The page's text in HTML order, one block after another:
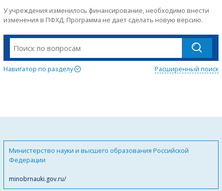
У учреждения изменилось финансирование, необходимо внести
изменения в ПФХД. Программа не дает сделать новую версию.
Навигатор по разделу Расширенный поиск
Министерство науки и высшего образования Российской
Федерации
minobrnauki.gov.ru/